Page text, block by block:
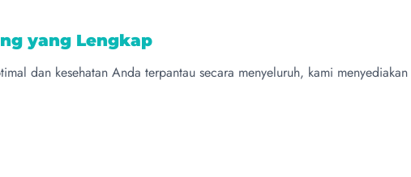
yang Lengkap
dan kesehatan Anda terpantau secara menyeluruh, kami